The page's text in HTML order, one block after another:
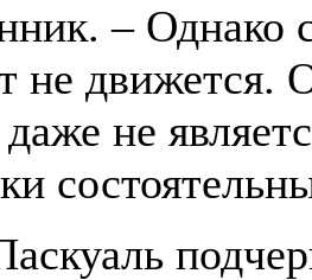
– Однако
не движется.
не